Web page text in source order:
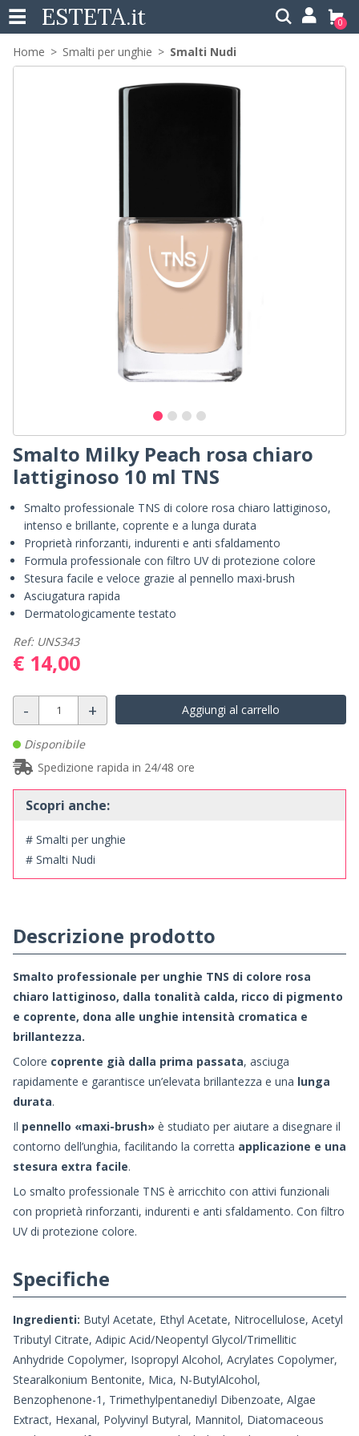
ESTETA.it 0
Home Smalti per unghie Smalti Nudi
Smalto Milky Peach rosa chiaro
lattiginoso 10 ml TNS
Smalto professionale TNS di colore rosa chiaro lattiginoso,
intenso e brillante, coprente e a lunga durata
Proprietà rinforzanti, indurenti e anti sfaldamento
Formula professionale con filtro UV di protezione colore
Stesura facile e veloce grazie al pennello maxi-brush
Asciugatura rapida
Dermatologicamente testato
Ref: UNS343
€ 14,00
- + Aggiungi al carrello
Disponibile
Spedizione rapida in 24/48 ore
Scopri anche:
# Smalti per unghie
# Smalti Nudi
Descrizione prodotto
Smalto professionale per unghie TNS di colore rosa
chiaro lattiginoso, dalla tonalità calda, ricco di pigmento
e coprente, dona alle unghie intensità cromatica e
brillantezza.
Colore coprente già dalla prima passata, asciuga
rapidamente e garantisce un’elevata brillantezza e una lunga
durata.
Il pennello «maxi-brush» è studiato per aiutare a disegnare il
contorno dell’unghia, facilitando la corretta applicazione e una
stesura extra facile.
Lo smalto professionale TNS è arricchito con attivi funzionali
con proprietà rinforzanti, indurenti e anti sfaldamento. Con filtro
UV di protezione colore.
Specifiche
Ingredienti: Butyl Acetate, Ethyl Acetate, Nitrocellulose, Acetyl
Tributyl Citrate, Adipic Acid/Neopentyl Glycol/Trimellitic
Anhydride Copolymer, Isopropyl Alcohol, Acrylates Copolymer,
Stearalkonium Bentonite, Mica, N-ButylAlcohol,
Benzophenone-1, Trimethylpentanediyl Dibenzoate, Algae
Extract, Hexanal, Polyvinyl Butyral, Mannitol, Diatomaceous